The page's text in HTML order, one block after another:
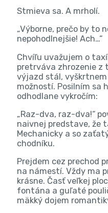
Stmieva sa. A mrholí.
„Výborne, prečo by to
nepohodlnejšie! Ach…“
Chvíľu uvažujem o
pretrváva zhrozenie z
výjazd stál,
možností. Posilním sa
odhodlane vykročím:
„Raz-dva, raz-dva!“
naivnej predstave, že
Mechanicky a so
chodníku.
Prejdem cez prechod
na námestí. Vždy ma
krásne. Časť veľkej
fontána a guľaté
mäkký dojem